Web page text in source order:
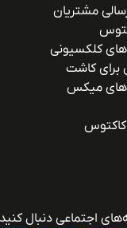
کاشت
میکس
اجتماعی دنبال کنید: